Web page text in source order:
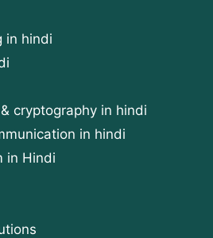
in hindi
cryptography in hindi
in hindi
in Hindi